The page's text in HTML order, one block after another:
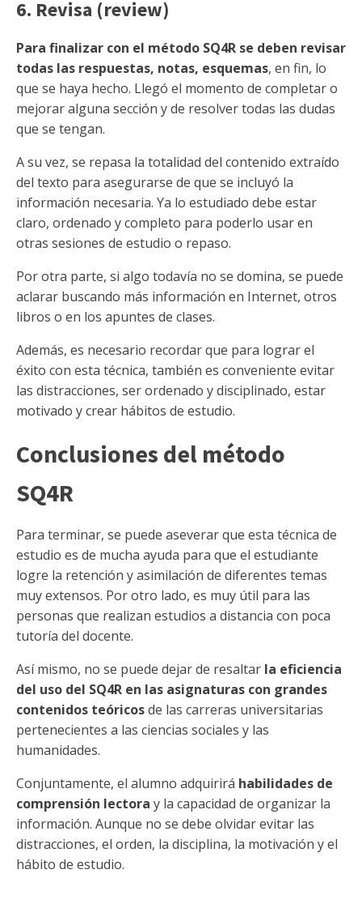
6. Revisa (review)
Para finalizar con el método SQ4R se deben revisar
todas las respuestas, notas, esquemas, en fin, lo
que se haya hecho. Llegó el momento de completar o
mejorar alguna sección y de resolver todas las dudas
que se tengan.
A su vez, se repasa la totalidad del contenido extraído
del texto para asegurarse de que se incluyó la
información necesaria. Ya lo estudiado debe estar
claro, ordenado y completo para poderlo usar en
otras sesiones de estudio o repaso.
Por otra parte, si algo todavía no se domina, se puede
aclarar buscando más información en Internet, otros
libros o en los apuntes de clases.
Además, es necesario recordar que para lograr el
éxito con esta técnica, también es conveniente evitar
las distracciones, ser ordenado y disciplinado, estar
motivado y crear hábitos de estudio.
Conclusiones del método
SQ4R
Para terminar, se puede aseverar que esta técnica de
estudio es de mucha ayuda para que el estudiante
logre la retención y asimilación de diferentes temas
muy extensos. Por otro lado, es muy útil para las
personas que realizan estudios a distancia con poca
tutoría del docente.
Así mismo, no se puede dejar de resaltar la eficiencia
del uso del SQ4R en las asignaturas con grandes
contenidos teóricosde las carreras universitarias
pertenecientes a las ciencias sociales y las
humanidades.
Conjuntamente, el alumno adquirirá habilidades de
comprensión lectora y la capacidad de organizar la
información. Aunque no se debe olvidar evitar las
distracciones, el orden, la disciplina, la motivación y el
hábito de estudio.